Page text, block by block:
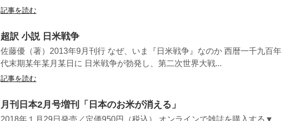
記事を読む
超訳 小説 日米戦争
佐藤優（著）2013年9月刊行 なぜ、いま『日米戦争』なのか 西暦一千九百年
代末期某年某月某日に 日米戦争が勃発し、第二次世界大戦...
記事を読む
月刊日本2月号増刊「日本のお米が消える」
2018年１月29日発売／定価950円（税込） オンラインで雑誌を購入する▼